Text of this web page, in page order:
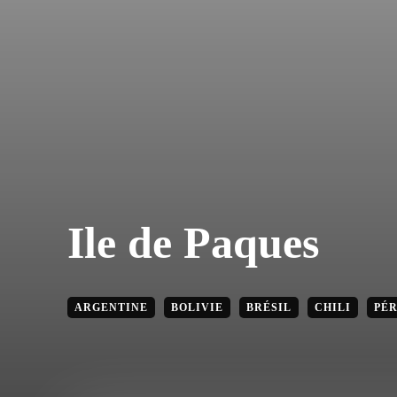
Ile de Paques
ARGENTINE BOLIVIE BRÉSIL CHILI